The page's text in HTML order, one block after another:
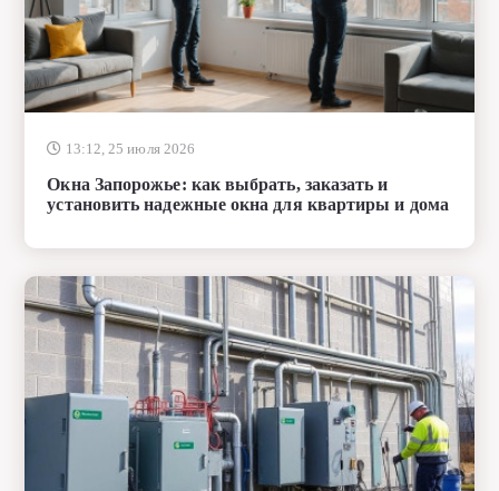
Окна Запорожье: как выбрать, заказать и
установить надежные окна для квартиры и дома